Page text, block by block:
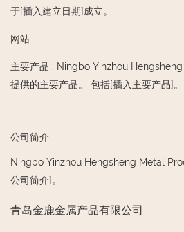
于[插入建立日期]成立。
网站 :
主要产品 : Ningbo Yinzhou
提供的主要产品。 包括[插入主要产品]。
公司简介
Ningbo Yinzhou Hengsheng Metal
公司简介]。
青岛金鹿金属产品有限公司